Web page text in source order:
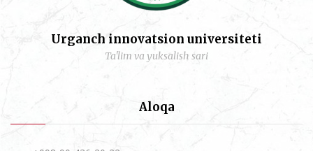
Urganch innovatsion universiteti
Ta'lim va yuksalish sari
Aloqa